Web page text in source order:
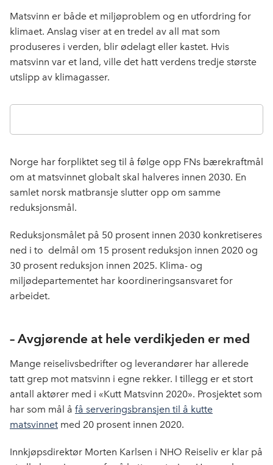
Matsvinn er både et miljøproblem og en utfordring for
klimaet. Anslag viser at en tredel av all mat som
produseres i verden, blir ødelagt eller kastet. Hvis
matsvinn var et land, ville det hatt verdens tredje største
utslipp av klimagasser.
Norge har forpliktet seg til å følge opp FNs bærekraftmål
om at matsvinnet globalt skal halveres innen 2030. En
samlet norsk matbransje slutter opp om samme
reduksjonsmål.
Reduksjonsmålet på 50 prosent innen 2030 konkretiseres
ned i to delmål om 15 prosent reduksjon innen 2020 og
30 prosent reduksjon innen 2025. Klima- og
miljødepartementet har koordineringsansvaret for
arbeidet.
– Avgjørende at hele verdikjeden er med
Mange reiselivsbedrifter og leverandører har allerede
tatt grep mot matsvinn i egne rekker. I tillegg er et stort
antall aktører med i «Kutt Matsvinn 2020». Prosjektet som
har som mål å få serveringsbransjen til å kutte
matsvinnet med 20 prosent innen 2020.
Innkjøpsdirektør Morten Karlsen i NHO Reiseliv er klar på